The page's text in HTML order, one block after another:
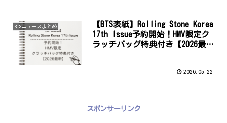
BTSニュースまとめ
【BTS表紙】Rolling Stone Korea
17th Issue予約開始！HMV限定ク
ラッチバッグ特典付き【2026最
2026.05.22
スポンサーリンク